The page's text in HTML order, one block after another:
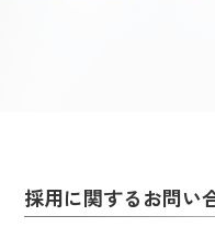
採用に関するお問い